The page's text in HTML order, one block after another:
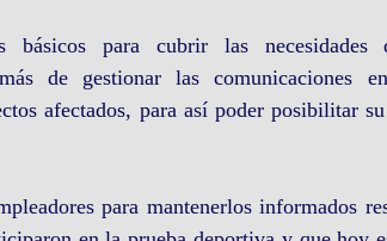
básicos para cubrir las necesidades
de gestionar las comunicaciones
afectados, para así poder posibilitar
para mantenerlos informados